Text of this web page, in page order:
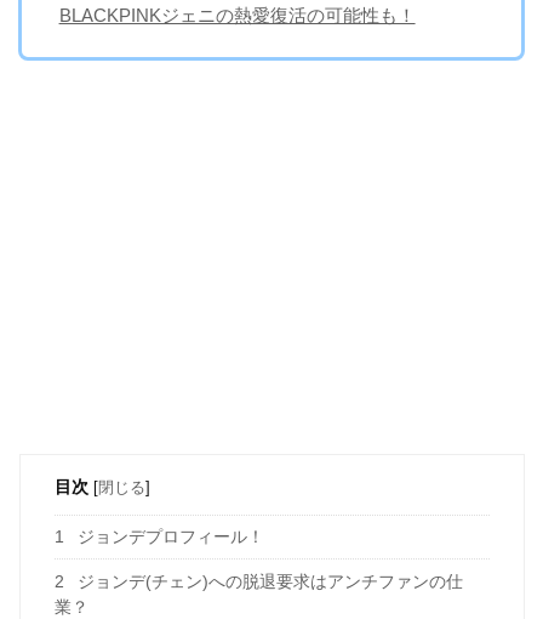
BLACKPINKジェニの熱愛復活の可能性も！
目次 [閉じる]
1 ジョンデプロフィール！
2
ジョンデ(チェン)への脱退要求はアンチファンの仕
業？